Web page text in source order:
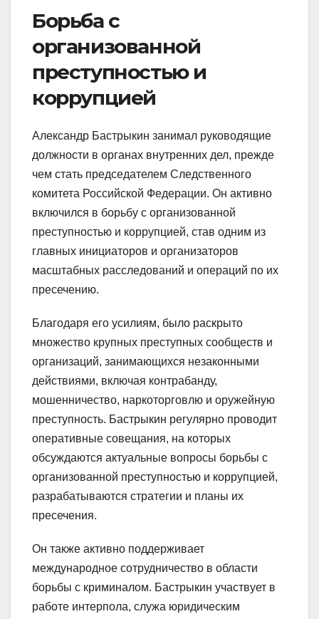
Борьба с
организованной
преступностью и
коррупцией
Александр Бастрыкин занимал руководящие
должности в органах внутренних дел, прежде
чем стать председателем Следственного
комитета Российской Федерации. Он активно
включился в борьбу с организованной
преступностью и коррупцией, став одним из
главных инициаторов и организаторов
масштабных расследований и операций по их
пресечению.
Благодаря его усилиям, было раскрыто
множество крупных преступных сообществ и
организаций, занимающихся незаконными
действиями, включая контрабанду,
мошенничество, наркоторговлю и оружейную
преступность. Бастрыкин регулярно проводит
оперативные совещания, на которых
обсуждаются актуальные вопросы борьбы с
организованной преступностью и коррупцией,
разрабатываются стратегии и планы их
пресечения.
Он также активно поддерживает
международное сотрудничество в области
борьбы с криминалом. Бастрыкин участвует в
работе интерпола, служа юридическим